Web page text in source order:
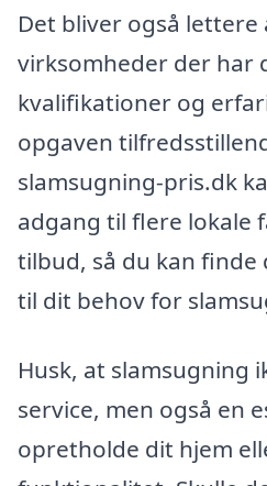
Det bliver også
virksomheder der har
kvalifikationer og
opgaven
slamsugning-pris.dk
adgang til flere lokale
tilbud, så du kan
til dit behov for
Husk, at slamsugning
service, men også en
opretholde dit hjem